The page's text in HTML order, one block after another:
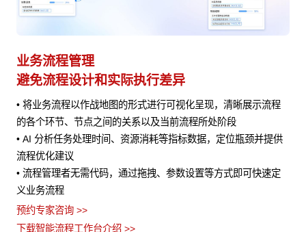
业务流程管理
避免流程设计和实际执行差异
• 将业务流程以作战地图的形式进行可视化呈现，清晰展示流程
的各个环节、节点之间的关系以及当前流程所处阶段
• AI 分析任务处理时间、资源消耗等指标数据，定位瓶颈并提供
流程优化建议
• 流程管理者无需代码，通过拖拽、参数设置等方式即可快速定
义业务流程
预约专家咨询 >>
下载智能流程工作台介绍 >>